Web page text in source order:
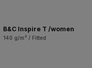
B&C Inspire T /women
140 g/m² / Fitted